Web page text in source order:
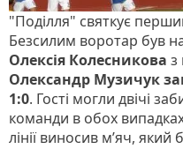
"Поділля" святкує
Безсилим воротар був
Олексія Колесникова з
Олександр Музичук
1:0. Гості могли двічі
команди в обох
лінії виносив м’яч,